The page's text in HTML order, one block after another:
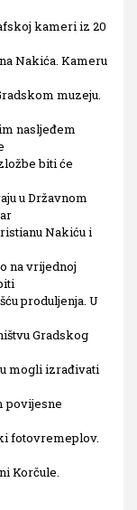
kameri iz 20
Nakića. Kameru
muzeju.
nasljeđem
biti će
u Državnom
Nakiću i
na vrijednoj
produljenja. U
Gradskog
mogli izrađivati
povijesne
fotovremeplov.
Korčule.